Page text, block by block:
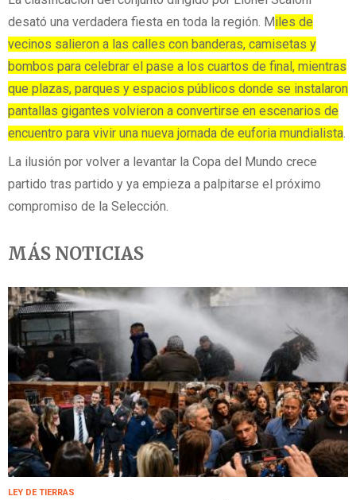
desató una verdadera fiesta en toda la región. Miles de
vecinos salieron a las calles con banderas, camisetas y
bombos para celebrar el pase a los cuartos de final, mientras
que plazas, parques y espacios públicos donde se instalaron
pantallas gigantes volvieron a convertirse en escenarios de
encuentro para vivir una nueva jornada de euforia mundialista.
La ilusión por volver a levantar la Copa del Mundo crece
partido tras partido y ya empieza a palpitarse el próximo
compromiso de la Selección.
MÁS NOTICIAS
LEY DE TIERRAS